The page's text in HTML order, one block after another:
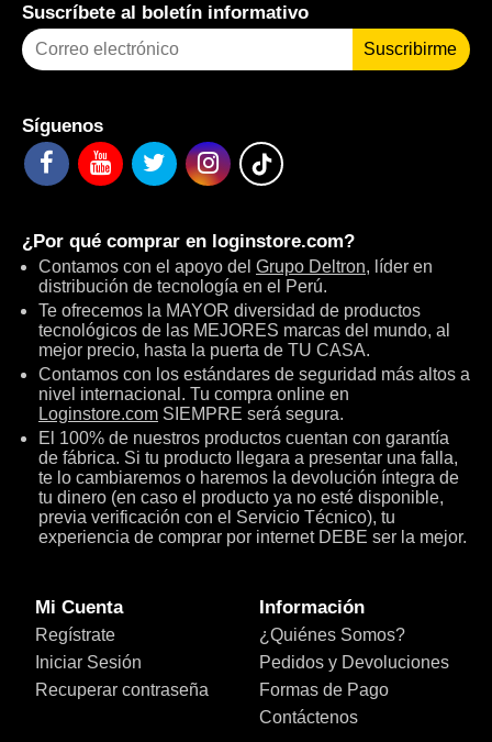
Suscríbete al boletín informativo
Suscribirme
Síguenos
¿Por qué comprar en loginstore.com?
Contamos con el apoyo del Grupo Deltron, líder en
distribución de tecnología en el Perú.
Te ofrecemos la MAYOR diversidad de productos
tecnológicos de las MEJORES marcas del mundo, al
mejor precio, hasta la puerta de TU CASA.
Contamos con los estándares de seguridad más altos a
nivel internacional. Tu compra online en
Loginstore.com SIEMPRE será segura.
El 100% de nuestros productos cuentan con garantía
de fábrica. Si tu producto llegara a presentar una falla,
te lo cambiaremos o haremos la devolución íntegra de
tu dinero (en caso el producto ya no esté disponible,
previa verificación con el Servicio Técnico), tu
experiencia de comprar por internet DEBE ser la mejor.
Mi Cuenta
Regístrate
Iniciar Sesión
Recuperar contraseña
Información
¿Quiénes Somos?
Pedidos y Devoluciones
Formas de Pago
Contáctenos